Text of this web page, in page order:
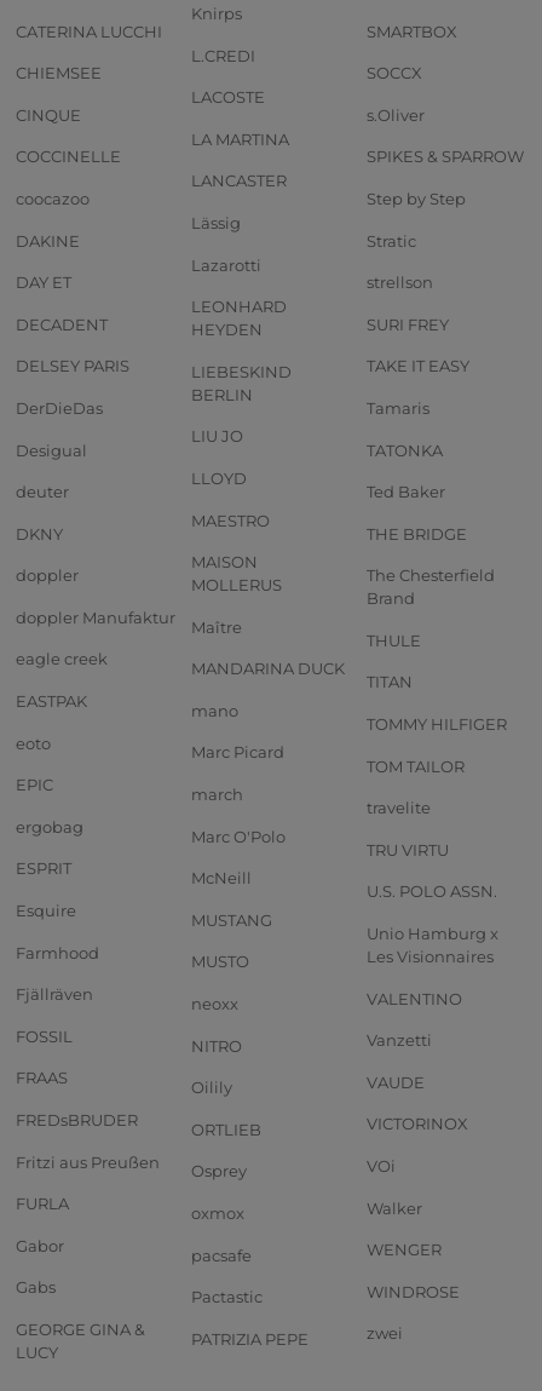
CATERINA LUCCHI
CHIEMSEE
CINQUE
COCCINELLE
coocazoo
DAKINE
DAY ET
DECADENT
DELSEY PARIS
DerDieDas
Desigual
deuter
DKNY
doppler
doppler Manufaktur
eagle creek
EASTPAK
eoto
EPIC
ergobag
ESPRIT
Esquire
Farmhood
Fjällräven
FOSSIL
FRAAS
FREDsBRUDER
Fritzi aus Preußen
FURLA
Gabor
Gabs
GEORGE GINA &
LUCY
Knirps
L.CREDI
LACOSTE
LA MARTINA
LANCASTER
Lässig
Lazarotti
LEONHARD
HEYDEN
LIEBESKIND
BERLIN
LIU JO
LLOYD
MAESTRO
MAISON
MOLLERUS
Maître
MANDARINA DUCK
mano
Marc Picard
march
Marc O'Polo
McNeill
MUSTANG
MUSTO
neoxx
NITRO
Oilily
ORTLIEB
Osprey
oxmox
pacsafe
Pactastic
PATRIZIA PEPE
SMARTBOX
SOCCX
s.Oliver
SPIKES & SPARROW
Step by Step
Stratic
strellson
SURI FREY
TAKE IT EASY
Tamaris
TATONKA
Ted Baker
THE BRIDGE
The Chesterfield
Brand
THULE
TITAN
TOMMY HILFIGER
TOM TAILOR
travelite
TRU VIRTU
U.S. POLO ASSN.
Unio Hamburg x
Les Visionnaires
VALENTINO
Vanzetti
VAUDE
VICTORINOX
VOi
Walker
WENGER
WINDROSE
zwei